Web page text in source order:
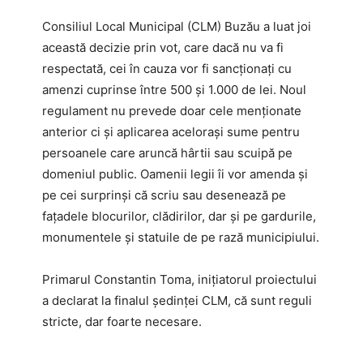
Consiliul Local Municipal (CLM) Buzău a luat joi
această decizie prin vot, care dacă nu va fi
respectată, cei în cauza vor fi sancționați cu
amenzi cuprinse între 500 și 1.000 de lei. Noul
regulament nu prevede doar cele menționate
anterior ci și aplicarea acelorași sume pentru
persoanele care aruncă hârtii sau scuipă pe
domeniul public. Oamenii legii îi vor amenda și
pe cei surprinși că scriu sau desenează pe
fațadele blocurilor, clădirilor, dar și pe gardurile,
monumentele și statuile de pe rază municipiului.
Primarul Constantin Toma, inițiatorul proiectului
a declarat la finalul ședinței CLM, că sunt reguli
stricte, dar foarte necesare.